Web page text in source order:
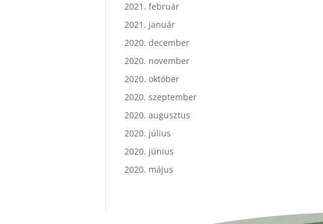
2021. február
2021. január
2020. december
2020. november
2020. október
2020. szeptember
2020. augusztus
2020. július
2020. június
2020. május